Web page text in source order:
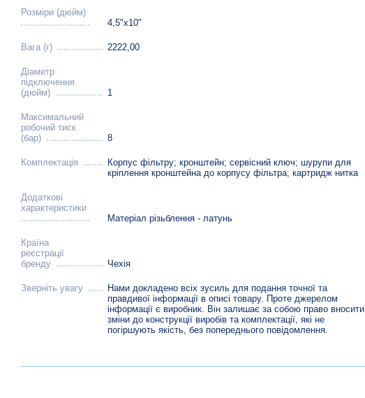
Розміри (дюйм)
4,5"х10"
Вага (г) 2222,00
Діаметр
підключення
(дюйм)
1
Максимальний
робочий тиск
(бар)
8
Комплектація
Корпус фільтру; кронштейн; сервісний ключ; шурупи для
кріплення кронштейна до корпусу фільтра; картридж нитка
Додаткові
характеристики
Матеріал різьблення - латунь
Країна
реєстрації
бренду
Чехія
Зверніть увагу
Нами докладено всіх зусиль для подання точної та
правдивої інформації в описі товару. Проте джерелом
інформації є виробник. Він залишає за собою право вносити
зміни до конструкції виробів та комплектації, які не
погіршують якість, без попереднього повідомлення.